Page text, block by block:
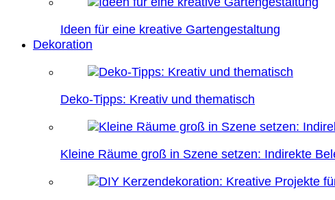
Ideen für eine kreative Gartengestaltung
Dekoration
Deko-Tipps: Kreativ und thematisch
Kleine Räume groß in Szene setzen: Indirekte